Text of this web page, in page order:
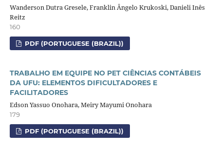
Wanderson Dutra Gresele, Franklin Ângelo Krukoski, Danieli Inês
Reitz
160
PDF (PORTUGUESE (BRAZIL))
TRABALHO EM EQUIPE NO PET CIÊNCIAS CONTÁBEIS
DA UFU: ELEMENTOS DIFICULTADORES E
FACILITADORES
Edson Yassuo Onohara, Meiry Mayumi Onohara
179
PDF (PORTUGUESE (BRAZIL))